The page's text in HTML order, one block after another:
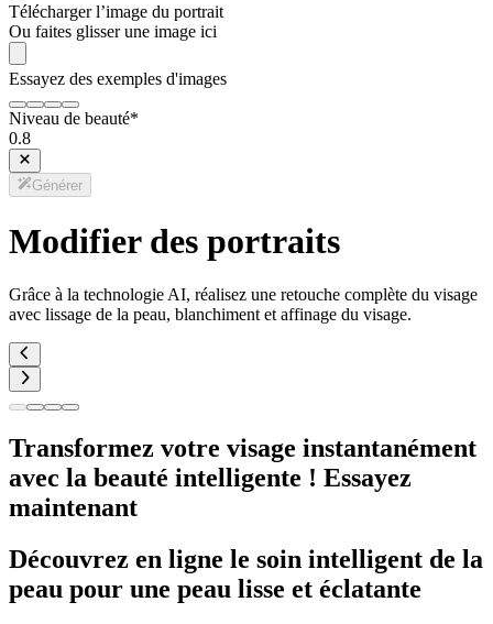
Télécharger l’image du portrait
Ou faites glisser une image ici
Essayez des exemples d'images
Niveau de beauté*
0.8
Générer
Modifier des portraits
Grâce à la technologie AI, réalisez une retouche complète du visage
avec lissage de la peau, blanchiment et affinage du visage.
Transformez votre visage instantanément
avec la beauté intelligente ! Essayez
maintenant
Découvrez en ligne le soin intelligent de la
peau pour une peau lisse et éclatante